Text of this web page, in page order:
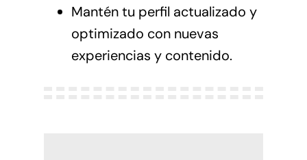
Mantén tu perfil actualizado y
optimizado con nuevas
experiencias y contenido.